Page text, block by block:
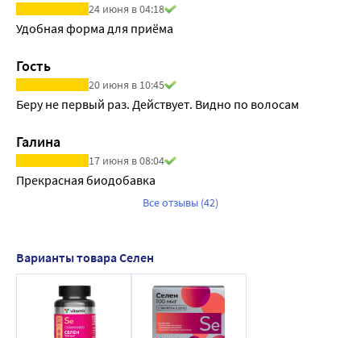
24 июня в 04:18
Удобная форма для приёма
Гость
20 июня в 10:45
Беру не первый раз. Действует. Видно по волосам
Галина
17 июня в 08:04
Прекрасная биодобавка
Все отзывы (42)
Варианты товара Селен